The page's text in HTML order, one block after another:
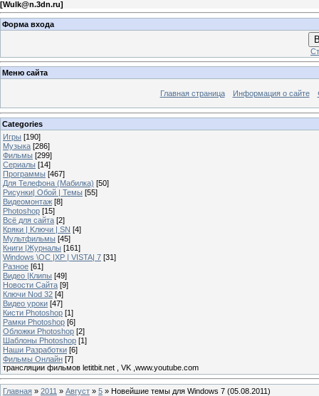
[Wulk@n.3dn.ru]
Форма входа
Меню сайта
Главная страница Информация о сайте
Categories
Игры [190]
Музыка [286]
Фильмы [299]
Сериалы [14]
Программы [467]
Для Телефона (Мабилка) [50]
Рисунки| Обой | Темы [55]
Видеомонтаж [8]
Photoshop [15]
Всё для сайта [2]
Кряки | Kлючи | SN [4]
Мультфильмы [45]
Книги |Журналы [161]
Windows \OC |XP | VISTA| 7 [31]
Разное [61]
Видео |Клипы [49]
Новости Сайта [9]
Ключи Nod 32 [4]
Видео уроки [47]
Кисти Photoshop [1]
Рамки Photoshop [6]
Обложки Photoshop [2]
Шаблоны Photoshop [1]
Наши Разработки [6]
Фильмы Онлайн [7]
трансляции фильмов letitbit.net , VK ,www.youtube.com
Главная » 2011 » Август » 5 » Новейшие темы для Windows 7 (05.08.2011)